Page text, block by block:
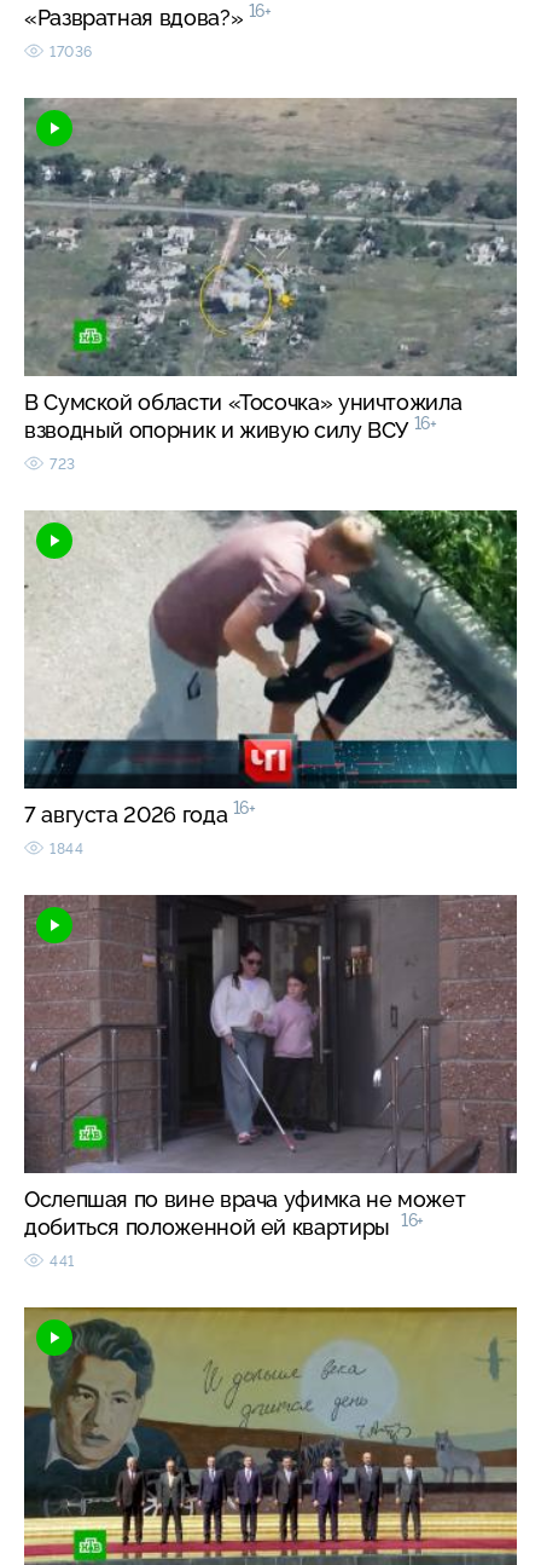
«Развратная вдова?» 16+
17036
В Сумской области «Тосочка» уничтожила
взводный опорник и живую силу ВСУ 16+
723
7 августа 2026 года 16+
1844
Ослепшая по вине врача уфимка не может
добиться положенной ей квартиры
16+
441